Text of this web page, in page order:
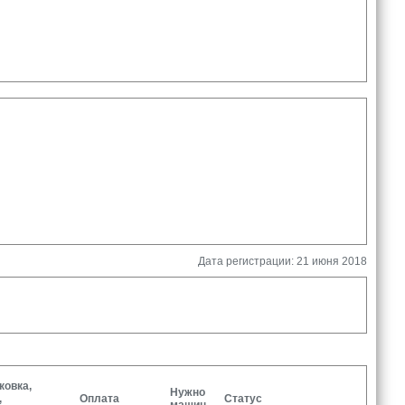
Дата регистрации: 21 июня 2018
Оплата
Нужно
Статус